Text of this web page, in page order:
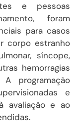
e pessoas
foram
para casos
corpo estranho
síncope,
hemorragias
programação
e
avaliação e ao